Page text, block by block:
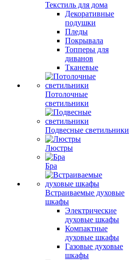
Текстиль для дома
Декоративные
подушки
Пледы
Покрывала
Топперы для
диванов
Тканевые
Потолочные
светильники
Подвесные светильники
Люстры
Бра
Встраиваемые духовые
шкафы
Электрические
духовые шкафы
Компактные
духовые шкафы
Газовые духовые
шкафы